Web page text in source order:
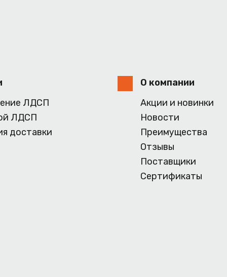
ЛДСП
ЛДСП
доставки
О компании
Акции и новинки
Новости
Преимущества
Отзывы
Поставщики
Сертификаты